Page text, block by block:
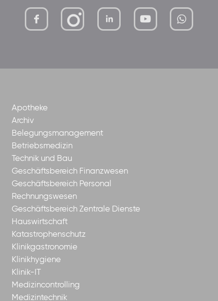
mutterhaus-xMBTtqOwC1KKBww
Apotheke
Archiv
Belegungsmanagement
Betriebsmedizin
Technik und Bau
Geschäftsbereich Finanzwesen
Geschäftsbereich Personal
Rechnungswesen
Geschäftsbereich Zentrale Dienste
Hauswirtschaft
Katastrophenschutz
Klinikgastronomie
Klinikhygiene
Klinik-IT
Medizincontrolling
Medizintechnik